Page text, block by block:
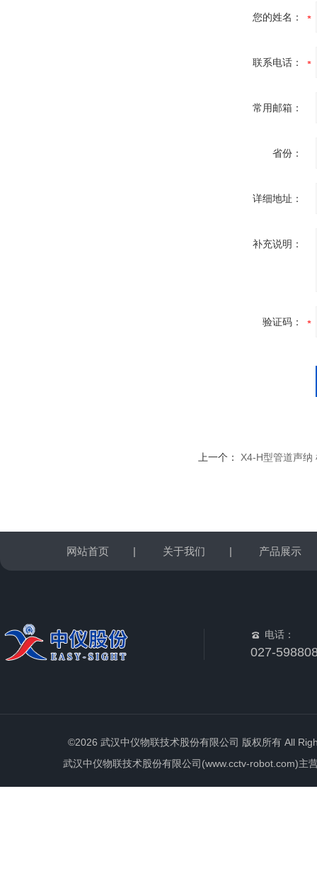
您的姓名：
联系电话：
常用邮箱：
省份：
详细地址：
补充说明：
验证码：
上一个： X4-H型管道声纳
网站首页 | 关于我们 | 产品展示
电话：
027-
©2026 武汉中仪物联技术股份有限公司 版权所有 All
武汉中仪物联技术股份有限公司(www.cctv-robot.com)主